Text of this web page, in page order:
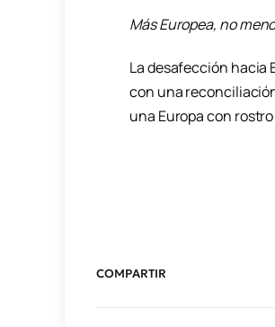
Más Europea, no
La desafección hacia
con una
una Europa con
COMPARTIR